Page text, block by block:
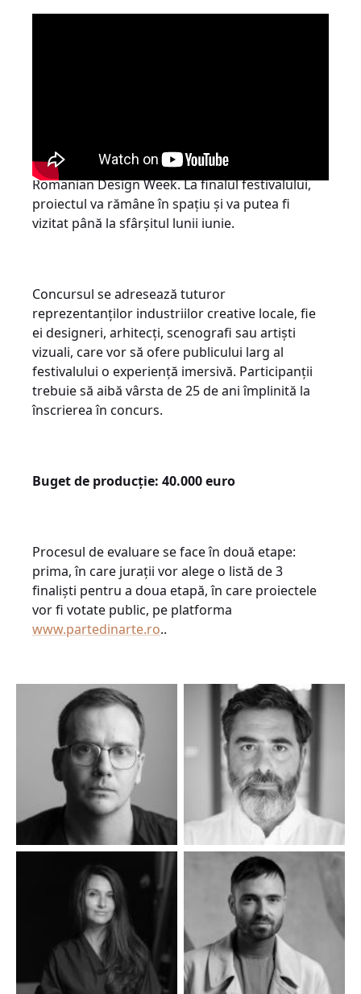
prezentat în spațiul principal al ediției 2023 a
Romanian Design Week. La finalul festivalului,
proiectul va rămâne în spațiu și va putea fi
vizitat până la sfârșitul lunii iunie.
Concursul se adresează tuturor
reprezentanților industriilor creative locale, fie
ei designeri, arhitecți, scenografi sau artiști
vizuali, care vor să ofere publicului larg al
festivalului o experiență imersivă. Participanții
trebuie să aibă vârsta de 25 de ani împlinită la
înscrierea în concurs.
Buget de producție: 40.000 euro
Procesul de evaluare se face în două etape:
prima, în care jurații vor alege o listă de 3
finaliști pentru a doua etapă, în care proiectele
vor fi votate public, pe platforma
www.partedinarte.ro..